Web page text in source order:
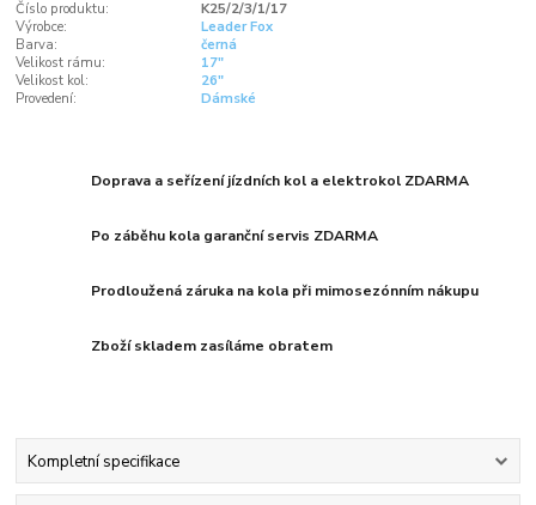
Číslo produktu:
K25/2/3/1/17
Výrobce:
Leader Fox
Barva:
černá
Velikost rámu:
17"
Velikost kol:
26"
Provedení:
Dámské
Doprava a seřízení jízdních kol a elektrokol ZDARMA
Po záběhu kola garanční servis ZDARMA
Prodloužená záruka na kola při mimosezónním nákupu
Zboží skladem zasíláme obratem
Kompletní specifikace